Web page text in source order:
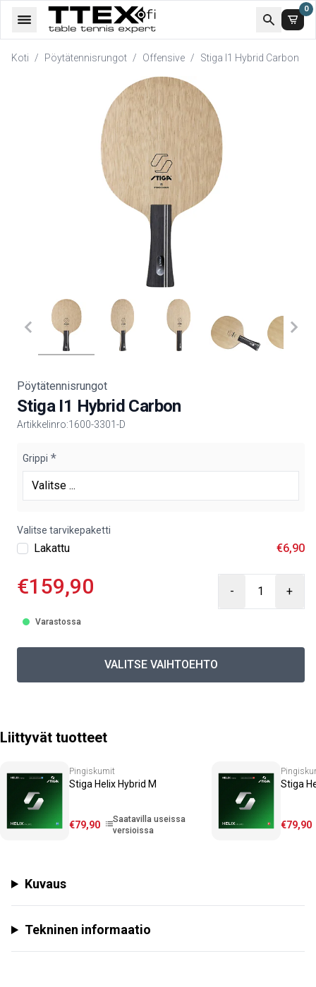
0
Koti / Pöytätennisrungot / Offensive / Stiga I1 Hybrid Carbon
Pöytätennisrungot
Stiga I1 Hybrid Carbon
Artikkelinro:1600-3301-D
Product information
Grippi
Valitse tarvikepaketti
Lakattu €6,90
€159,90 - +
Varastossa
VALITSE VAIHTOEHTO
Liittyvät tuotteet
Pingiskumit
Stiga Helix Hybrid M
€79,90
Saatavilla useissa
versioissa
Stiga
€79,90
Kuvaus
Tekninen informaatio